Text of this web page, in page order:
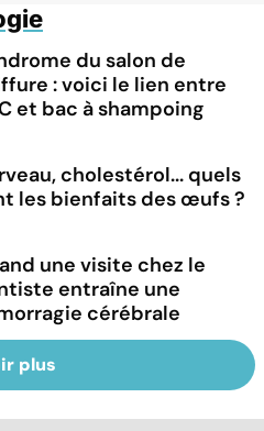
du salon de
: voici le lien entre
et bac à shampoing
cholestérol... quels
les bienfaits des œufs ?
une visite chez le
entraîne une
cérébrale
plus